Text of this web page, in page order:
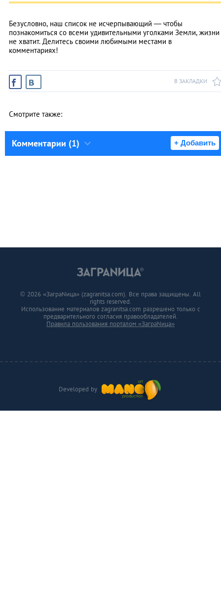
Безусловно, наш список не исчерпывающий — чтобы
познакомиться со всеми удивительными уголками Земли, жизни
не хватит. Делитесь своими любимыми местами в
комментариях!
В ЗАКЛАДКИ
Смотрите также:
Комментарии (1) + Добавить
Developed by
© 2026 «ЗаграNица» (zagranitsa.com). Все права защищены. All
rights reserved.
Использование материалов zagranitsa.com разрешено только с
предварительного согласия правообладателей.
Правила пользования порталом «ЗаграNица»